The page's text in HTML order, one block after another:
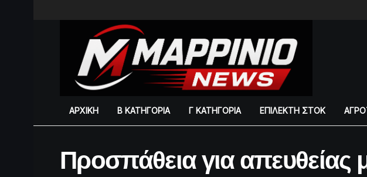
ΑΡΧΙΚΗ Β ΚΑΤΗΓΟΡΙΑ Γ ΚΑΤΗΓΟΡΙΑ ΕΠΙΛΕΚΤΗ ΣΤΟΚ
Προσπάθεια για απευθείας